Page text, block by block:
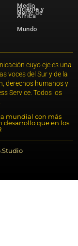
Medio
Oriente y
Norte de
África
Mundo
cuyo eje es una
voces del Sur y de la
derechos humanos y
Service. Todos los
mundial con más
desarrollo que en los